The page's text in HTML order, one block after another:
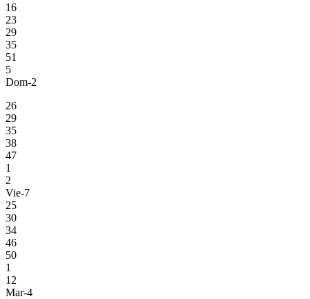
16
23
29
35
51
5
Dom-2
26
29
35
38
47
1
2
Vie-7
25
30
34
46
50
1
12
Mar-4